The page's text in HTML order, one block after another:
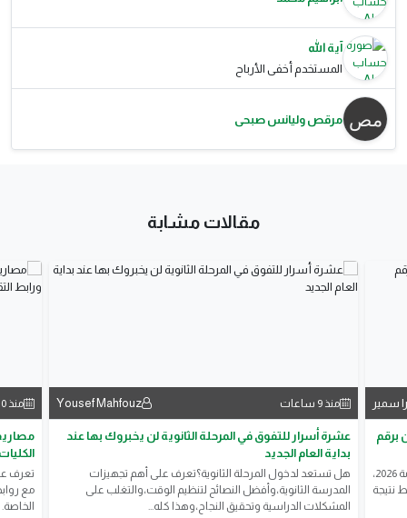
آية الله
المستخدم أخفى الأرباح
مرقص وليانس صبحى
مقالات مشابة
سمير
الآن برقم
يترقب ملايين الطلاب وأولياء الأمور إعلان نتيجة الثانوية العامة 2026،
نتيجة
منذ 9 ساعات Yousef Mahfouz
عشرة أسرار للتفوق في المرحلة الثانوية لن يخبروك بها عند
بداية العام الجديد
هل تستعد لدخول المرحلة الثانوية؟تعرف على أهم تجهيزات
المدرسة الثانوية،وأفضل النصائح لتنظيم الوقت،والتغلب على
المشكلات الدراسية وتحقيق النجاح،وهذا كله...
منذ 10 ساعات
مع
الخاصة.